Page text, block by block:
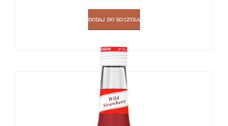
DODAJ DO KOSZYKA